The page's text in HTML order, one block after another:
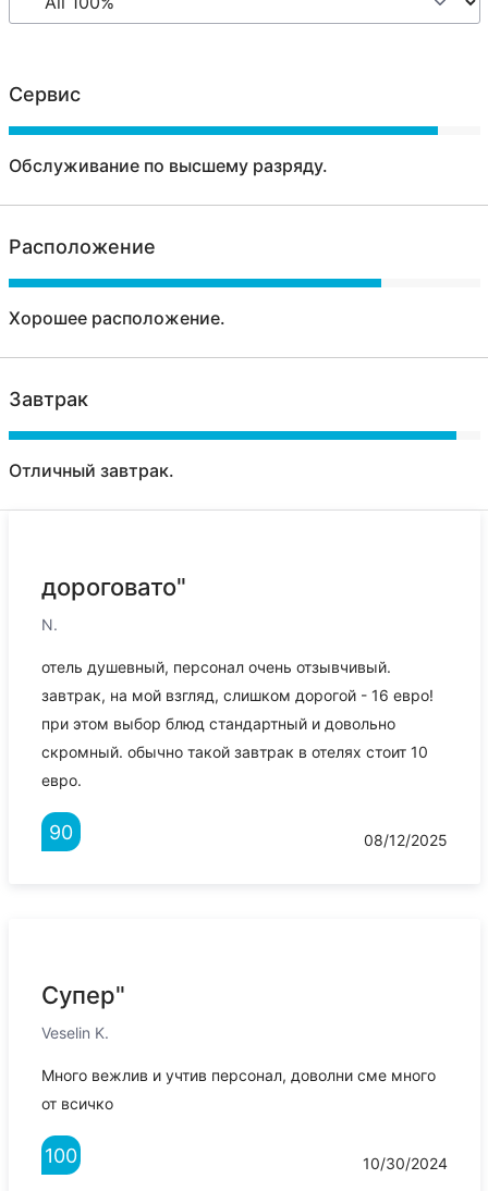
Сервис
Обслуживание по высшему разряду.
Расположение
Хорошее расположение.
Завтрак
Отличный завтрак.
дороговато"
N.
отель душевный, персонал очень отзывчивый.
завтрак, на мой взгляд, слишком дорогой - 16 евро!
при этом выбор блюд стандартный и довольно
скромный. обычно такой завтрак в отелях стоит 10
евро.
90 08/12/2025
Супер"
Veselin K.
Много вежлив и учтив персонал, доволни сме много
от всичко
100 10/30/2024